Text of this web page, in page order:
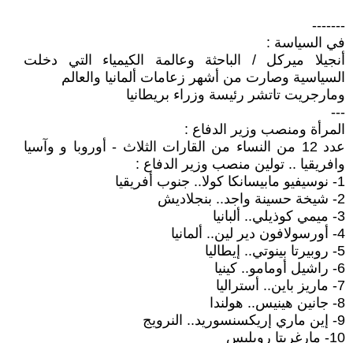
-------
في السياسة :
أنجيلا ميركل / الباحثة وعالمة الكيمياء التي دخلت
السياسية وصارت من أشهر زعامات ألمانيا والعالم
ومارجريت تاتشر رئيسة وزراء بريطانيا
---
المرأة ومنصب وزير الدفاع :
عدد 12 من النساء من القارات الثلاث - أوروبا و وآسيا
وافريقيا .. تولين منصب وزير الدفاع :
1- نوسيفيو مابيسانكا كولا.. جنوب أفريقيا
2- شيخة حسينة واجد.. بنجلاديش
3- ميمي كوذيلي.. ألبانيا
4- أورسولافون دير لين.. ألمانيا
5- روبيرتا بينوتي.. إيطاليا
6- راشيل أومامو.. كينيا
7- ماريز باين.. أستراليا
8- جانين هينيس.. هولندا
9- إين ماري إريكسنسوريد.. النرويج
10- مارغريتا روبليس